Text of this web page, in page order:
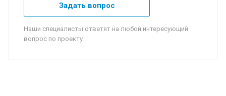
Задать вопрос
Наши специалисты ответят на любой интересующий
вопрос по проекту